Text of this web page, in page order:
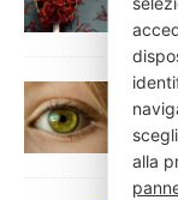
vista
12
alla